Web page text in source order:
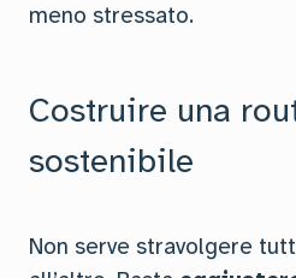
meno stressato.
Costruire una
sostenibile
Non serve stravolgere